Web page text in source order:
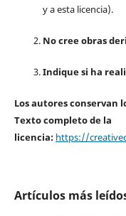
y a esta licencia).
No cree obras
Indique si ha
Los autores conservan
Texto completo de la
licencia: https://
Artículos más